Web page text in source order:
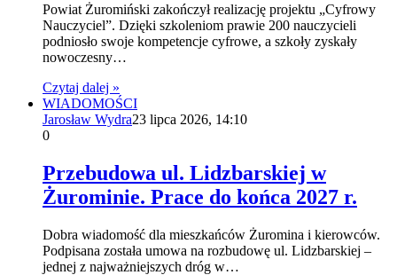
Powiat Żuromiński zakończył realizację projektu „Cyfrowy
Nauczyciel”. Dzięki szkoleniom prawie 200 nauczycieli
podniosło swoje kompetencje cyfrowe, a szkoły zyskały
nowoczesny…
Czytaj dalej »
WIADOMOŚCI
Jarosław Wydra23 lipca 2026, 14:10
0
Przebudowa ul. Lidzbarskiej w
Żurominie. Prace do końca 2027 r.
Dobra wiadomość dla mieszkańców Żuromina i kierowców.
Podpisana została umowa na rozbudowę ul. Lidzbarskiej –
jednej z najważniejszych dróg w…